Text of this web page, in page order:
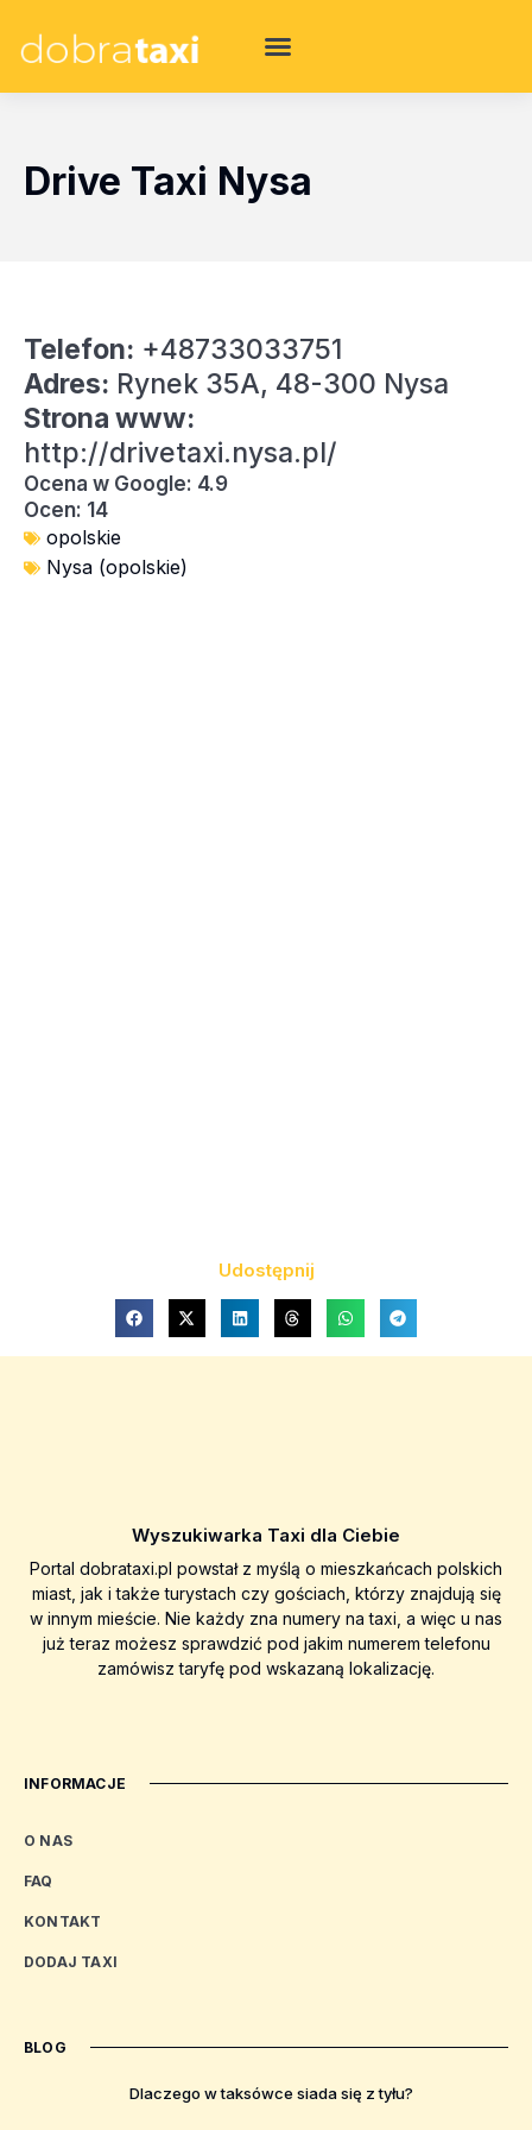
Drive Taxi Nysa
Telefon: +48733033751
Adres: Rynek 35A, 48-300 Nysa
Strona www:
http://drivetaxi.nysa.pl/
Ocena w Google: 4.9
Ocen: 14
opolskie
Nysa (opolskie)
Udostępnij
Wyszukiwarka Taxi dla Ciebie
Portal dobrataxi.pl powstał z myślą o mieszkańcach polskich
miast, jak i także turystach czy gościach, którzy znajdują się
w innym mieście. Nie każdy zna numery na taxi, a więc u nas
już teraz możesz sprawdzić pod jakim numerem telefonu
zamówisz taryfę pod wskazaną lokalizację.
INFORMACJE
O NAS
FAQ
KONTAKT
DODAJ TAXI
BLOG
Dlaczego w taksówce siada się z tyłu?